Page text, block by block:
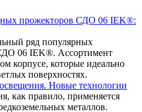
прожекторов СДО 06 IEK®:
ряд популярных
06 IEK®. Ассортимент
корпусе, которые идеально
поверхностях.
Новые технологии
как правило, применяется
металлов.